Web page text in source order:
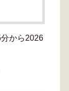
から2026